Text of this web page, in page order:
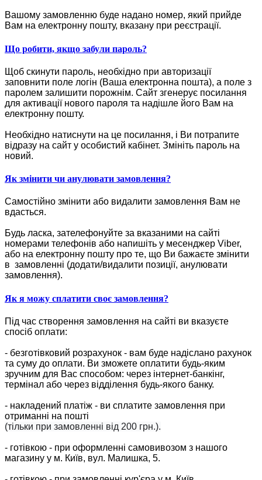
Вашому замовленню буде надано номер, який прийде
Вам на електронну пошту, вказану при реєстрації.
Що робити, якщо забули пароль?
Щоб скинути пароль, необхідно при авторизації
заповнити поле логін (Ваша електронна пошта), а поле з
паролем залишити порожнім. Сайт згенерує посилання
для активації нового пароля та надішле його Вам на
електронну пошту.
Необхідно натиснути на це посилання, і Ви потрапите
відразу на сайт у особистий кабінет. Змініть пароль на
новий.
Як змінити чи анулювати замовлення?
Самостійно змінити або видалити замовлення Вам не
вдасться.
Будь ласка, зателефонуйте за вказаними на сайті
номерами телефонів або напишіть у месенджер Viber,
або на електронну пошту про те, що Ви бажаєте змінити
в замовленні (додати/видалити позиції, анулювати
замовлення).
Як я можу сплатити своє замовлення?
Під час створення замовлення на сайті ви вказуєте
спосіб оплати:
- безготівковий розрахунок - вам буде надіслано рахунок
та суму до оплати. Ви зможете оплатити будь-яким
зручним для Вас способом: через інтернет-банкінг,
термінал або через відділення будь-якого банку.
- накладений платіж - ви сплатите замовлення при
отриманні на пошті
(тільки при замовленні від 200 грн.).
- готівкою - при оформленні самовивозом з нашого
магазину у м. Київ, вул. Малишка, 5.